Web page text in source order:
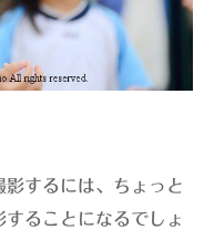
するには、ちょっと
ることになるでしょ